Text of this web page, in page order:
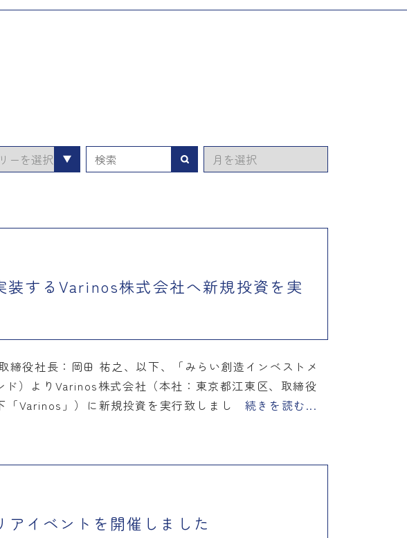
ー
するVarinos株式会社へ新規投資を実
役社長：岡田 祐之、以下、「みらい創造インベストメ
）よりVarinos株式会社（本社：東京都江東区、取締役
Varinos」）に新規投資を実行致しまし
続きを読む...
アイベントを開催しました